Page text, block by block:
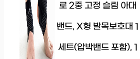
로 2중 고정 슬림 아대
밴드, X형 발목보호대 1
세트(압박밴드 포함), 1